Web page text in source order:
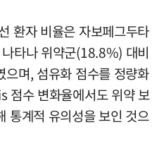
환자 비율은 자보페그두타
타나 위약군(18.8%) 대비
며, 섬유화 점수를 정량화
점수 변화율에서도 위약 보
통계적 유의성을 보인 것으